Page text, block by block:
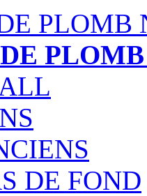
PLOMB
DE FOND